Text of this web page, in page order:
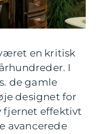
en kritisk
I
de gamle
designet for
fjernet effektivt
avancerede